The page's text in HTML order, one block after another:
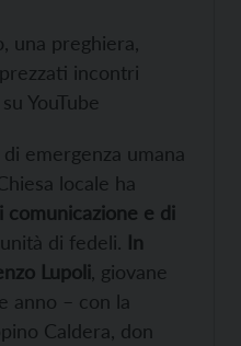
una preghiera,
incontri
YouTube
emergenza umana
locale ha
comunicazione e di
di fedeli. In
Lupoli , giovane
anno – con la
Caldera, don